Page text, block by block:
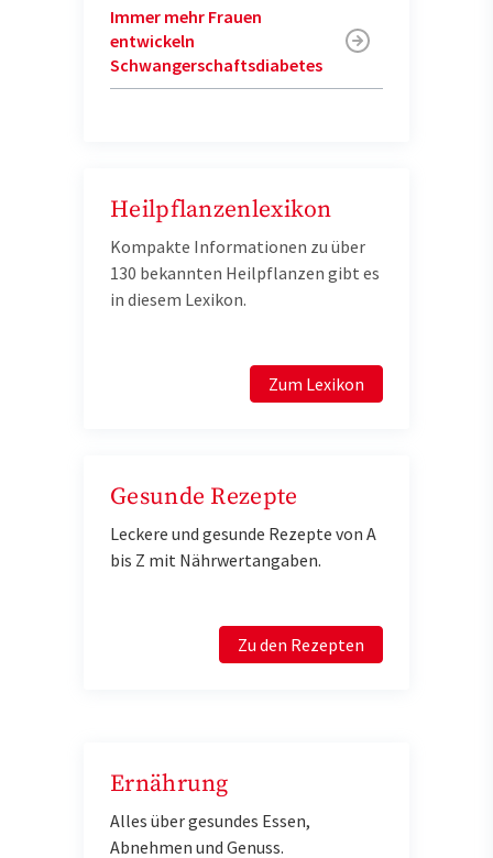
Immer mehr Frauen
entwickeln
Schwangerschaftsdiabetes
Heilpflanzenlexikon
Kompakte Informationen zu über
130 bekannten Heilpflanzen gibt es
in diesem Lexikon.
Zum Lexikon
Gesunde Rezepte
Leckere und gesunde Rezepte von A
bis Z mit Nährwertangaben.
Zu den Rezepten
Ernährung
Alles über gesundes Essen,
Abnehmen und Genuss.